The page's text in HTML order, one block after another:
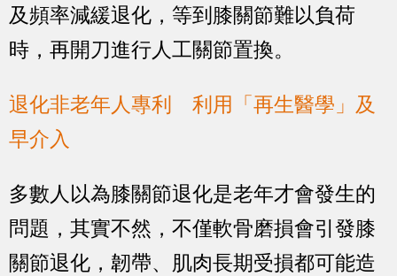
及頻率減緩退化，等到膝關節難以負荷
時，再開刀進行人工關節置換。
退化非老年人專利 利用「再生醫學」及
早介入
多數人以為膝關節退化是老年才會發生的
問題，其實不然，不僅軟骨磨損會引發膝
關節退化，韌帶、肌肉長期受損都可能造